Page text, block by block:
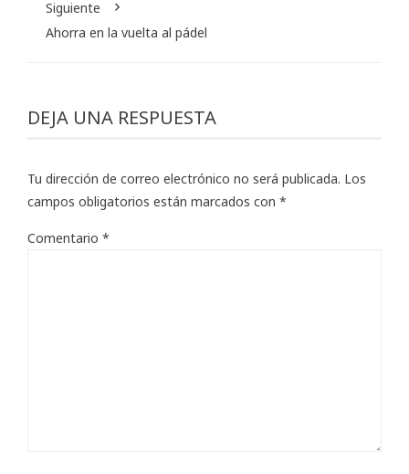
Siguiente
Ahorra en la vuelta al pádel
DEJA UNA RESPUESTA
Tu dirección de correo electrónico no será publicada. Los
campos obligatorios están marcados con *
Comentario *